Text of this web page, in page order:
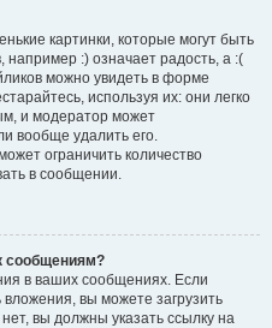
картинки, которые могут быть
:) означает радость, а :(
можно увидеть в форме
используя их: они легко
и модератор может
вообще удалить его.
ограничить количество
в сообщении.
сообщениям?
в ваших сообщениях. Если
вы можете загрузить
вы должны указать ссылку на